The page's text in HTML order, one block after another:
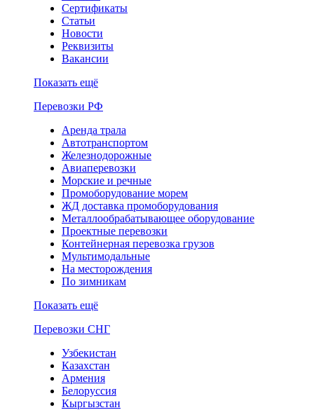
Сертификаты
Статьи
Новости
Реквизиты
Вакансии
Показать ещё
Перевозки РФ
Аренда трала
Автотранспортом
Железнодорожные
Авиаперевозки
Морские и речные
Промоборудование морем
ЖД доставка промоборудования
Металлообрабатывающее оборудование
Проектные перевозки
Контейнерная перевозка грузов
Мультимодальные
На месторождения
По зимникам
Показать ещё
Перевозки СНГ
Узбекистан
Казахстан
Армения
Белоруссия
Кыргызстан